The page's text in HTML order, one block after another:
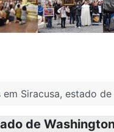
Siracusa, estado
de